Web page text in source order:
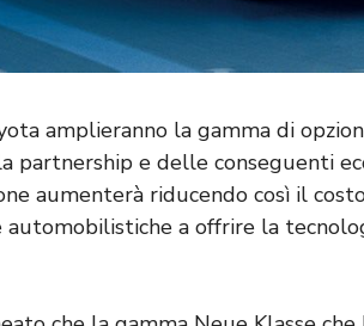
amplieranno la gamma di
partnership e delle conseguenti
aumenterà riducendo così il
automobilistiche a offrire la